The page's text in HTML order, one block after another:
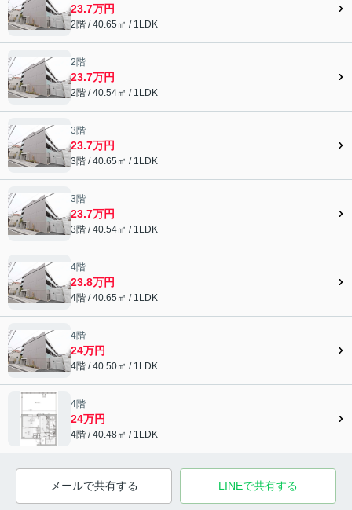
23.7万円
2階 / 40.65㎡ / 1LDK
2階
23.7万円
2階 / 40.54㎡ / 1LDK
3階
23.7万円
3階 / 40.65㎡ / 1LDK
3階
23.7万円
3階 / 40.54㎡ / 1LDK
4階
23.8万円
4階 / 40.65㎡ / 1LDK
4階
24万円
4階 / 40.50㎡ / 1LDK
4階
24万円
4階 / 40.48㎡ / 1LDK
メールで共有する LINEで共有する